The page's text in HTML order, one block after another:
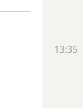
13:35